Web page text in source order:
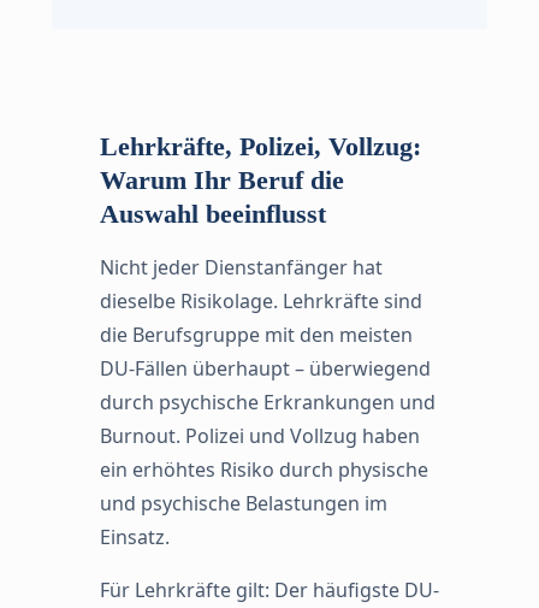
Lehrkräfte, Polizei, Vollzug:
Warum Ihr Beruf die
Auswahl beeinflusst
Nicht jeder Dienstanfänger hat
dieselbe Risikolage. Lehrkräfte sind
die Berufsgruppe mit den meisten
DU-Fällen überhaupt – überwiegend
durch psychische Erkrankungen und
Burnout. Polizei und Vollzug haben
ein erhöhtes Risiko durch physische
und psychische Belastungen im
Einsatz.
Für Lehrkräfte gilt: Der häufigste DU-